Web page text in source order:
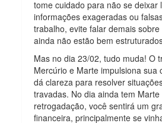
tome cuidado para não se deixar
informações exageradas ou
trabalho, evite falar demais
ainda não estão bem
Mas no dia 23/02, tudo muda! O
Mercúrio e Marte impulsiona sua
dá clareza para resolver
travadas. No dia ainda tem
retrogadação, você sentirá um
financeira, principalmente se